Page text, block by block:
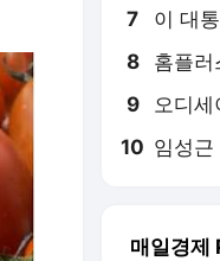
7 이 대
8 홈플러
9 오디세
10 임성근
매일경제